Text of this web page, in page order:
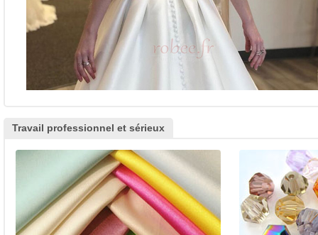
Travail professionnel et sérieux